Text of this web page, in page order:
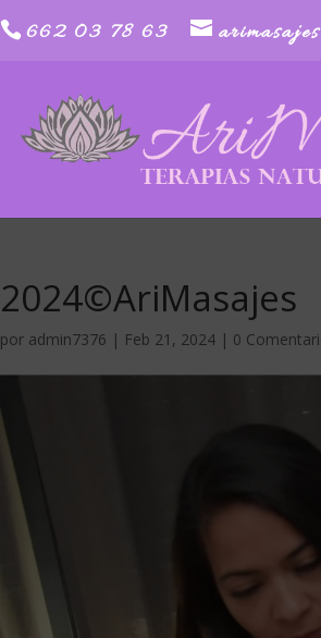
662 03 78 63
2024©AriMasajes
por admin7376 | Feb 21, 2024 | 0